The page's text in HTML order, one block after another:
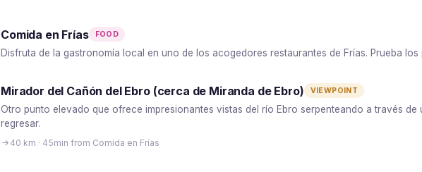
Comida en Frías FOOD
Disfruta de la gastronomía local en uno de los acogedores restaurantes de Frías. Prueba
Mirador del Cañón del Ebro (cerca de Miranda de Ebro) VIEWPOINT
Otro punto elevado que ofrece impresionantes vistas del río Ebro serpenteando a través
regresar.
40 km · 45min from Comida en Frías